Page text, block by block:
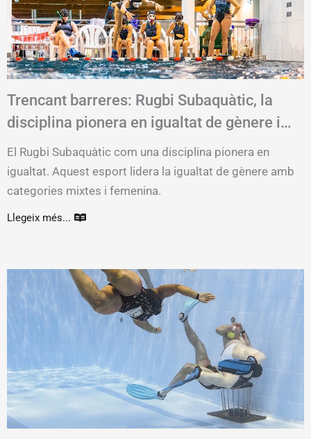
Trencant barreres: Rugbi Subaquàtic, la
disciplina pionera en igualtat de gènere i
competitivitat
El Rugbi Subaquàtic com una disciplina pionera en
igualtat. Aquest esport lidera la igualtat de gènere amb
categories mixtes i femenina.
Llegeix més...